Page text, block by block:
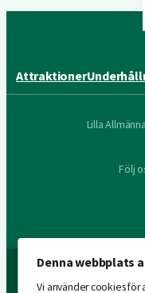
Attraktioner
Lilla
Följ
Denna webbplats
Vi använder cookies för